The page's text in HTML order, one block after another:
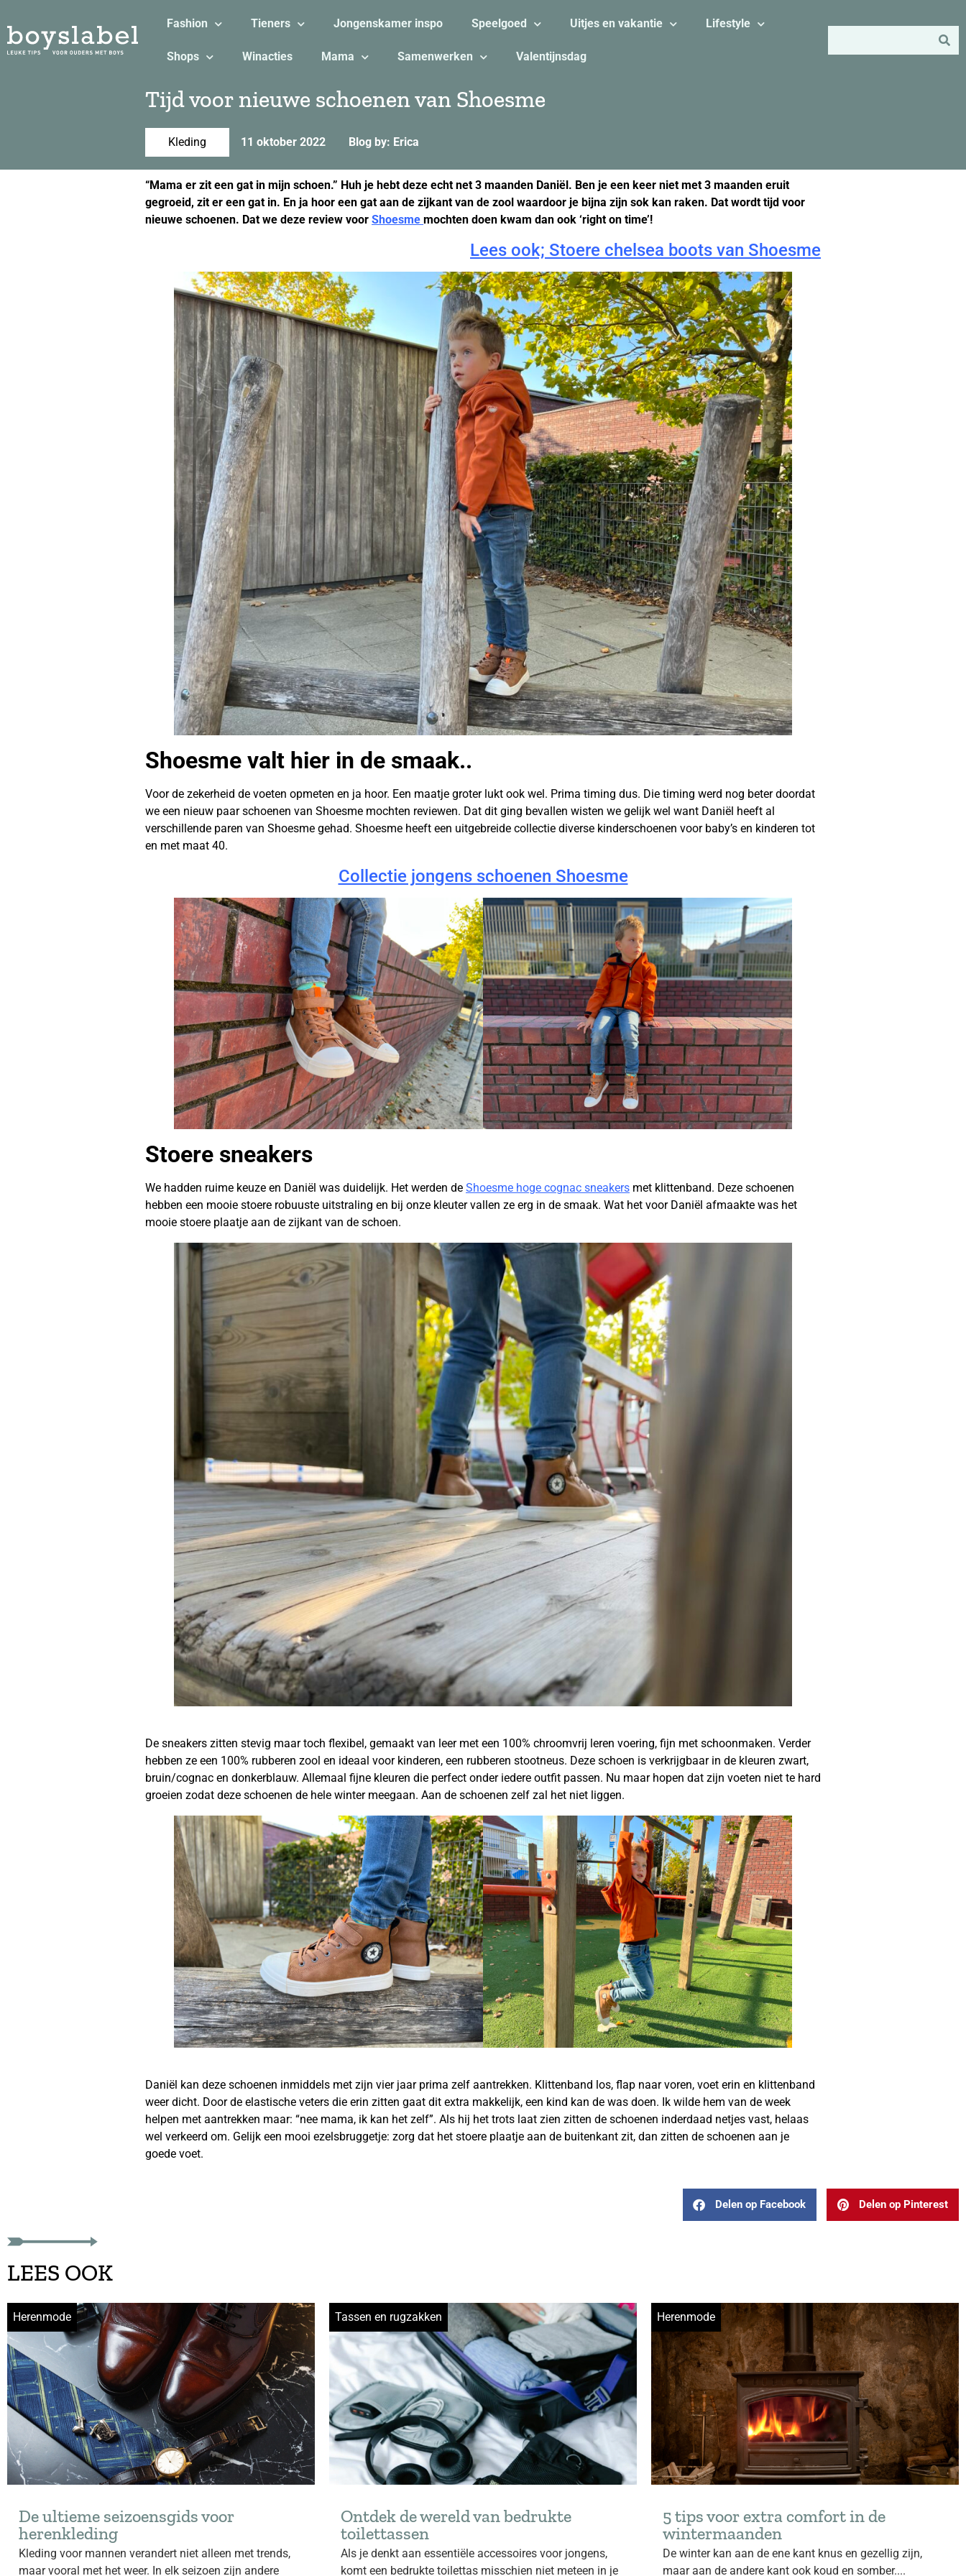
Fashion Tieners Jongenskamer inspo Speelgoed Uitjes en vakantie Lifestyle
Shops Winacties Mama Samenwerken Valentijnsdag
Tijd voor nieuwe schoenen van Shoesme
Kleding 11 oktober 2022 Blog by: Erica
“Mama er zit een gat in mijn schoen.” Huh je hebt deze echt net 3 maanden Daniël. Ben je een keer niet met 3 maanden eruit
gegroeid, zit er een gat in. En ja hoor een gat aan de zijkant van de zool waardoor je bijna zijn sok kan raken. Dat wordt tijd voor
nieuwe schoenen. Dat we deze review voor Shoesme mochten doen kwam dan ook ‘right on time’!
Lees ook; Stoere chelsea boots van Shoesme
Shoesme valt hier in de smaak..
Voor de zekerheid de voeten opmeten en ja hoor. Een maatje groter lukt ook wel. Prima timing dus. Die timing werd nog beter doordat
we een nieuw paar schoenen van Shoesme mochten reviewen. Dat dit ging bevallen wisten we gelijk wel want Daniël heeft al
verschillende paren van Shoesme gehad. Shoesme heeft een uitgebreide collectie diverse kinderschoenen voor baby’s en kinderen tot
en met maat 40.
Collectie jongens schoenen Shoesme
Stoere sneakers
We hadden ruime keuze en Daniël was duidelijk. Het werden de Shoesme hoge cognac sneakers met klittenband. Deze schoenen
hebben een mooie stoere robuuste uitstraling en bij onze kleuter vallen ze erg in de smaak. Wat het voor Daniël afmaakte was het
mooie stoere plaatje aan de zijkant van de schoen.
De sneakers zitten stevig maar toch flexibel, gemaakt van leer met een 100% chroomvrij leren voering, fijn met schoonmaken. Verder
hebben ze een 100% rubberen zool en ideaal voor kinderen, een rubberen stootneus. Deze schoen is verkrijgbaar in de kleuren zwart,
bruin/cognac en donkerblauw. Allemaal fijne kleuren die perfect onder iedere outfit passen. Nu maar hopen dat zijn voeten niet te hard
groeien zodat deze schoenen de hele winter meegaan. Aan de schoenen zelf zal het niet liggen.
Daniël kan deze schoenen inmiddels met zijn vier jaar prima zelf aantrekken. Klittenband los, flap naar voren, voet erin en klittenband
weer dicht. Door de elastische veters die erin zitten gaat dit extra makkelijk, een kind kan de was doen. Ik wilde hem van de week
helpen met aantrekken maar: “nee mama, ik kan het zelf”. Als hij het trots laat zien zitten de schoenen inderdaad netjes vast, helaas
wel verkeerd om. Gelijk een mooi ezelsbruggetje: zorg dat het stoere plaatje aan de buitenkant zit, dan zitten de schoenen aan je
goede voet.
Delen op Facebook Delen op Pinterest
LEES OOK
Herenmode
De ultieme seizoensgids voor
herenkleding
Kleding voor mannen verandert niet alleen met trends,
maar vooral met het weer. In elk seizoen zijn andere
Tassen en rugzakken
Ontdek de wereld van bedrukte
toilettassen
Als je denkt aan essentiële accessoires voor jongens,
komt een bedrukte toilettas misschien niet meteen in je
Herenmode
5 tips voor extra comfort in de
wintermaanden
De winter kan aan de ene kant knus en gezellig zijn,
maar aan de andere kant ook koud en somber....